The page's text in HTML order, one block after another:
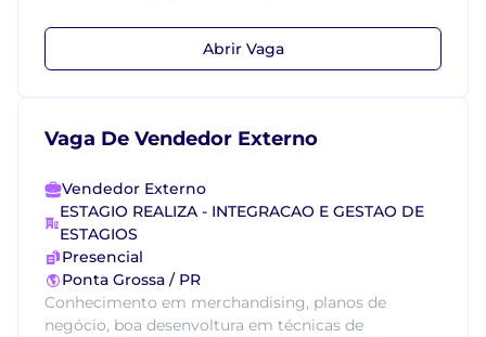
Abrir Vaga
Vaga De Vendedor Externo
Vendedor Externo
ESTAGIO REALIZA - INTEGRACAO E GESTAO DE
ESTAGIOS
Presencial
Ponta Grossa / PR
Conhecimento em merchandising, planos de
negócio, boa desenvoltura em técnicas de